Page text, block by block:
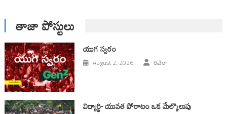
తాజా పోస్టులు
యుగ స్వ‌రం
August 2, 2026 రివేరా
విద్యార్థి- యువత పోరాటం ఒక మేల్కొలుపు